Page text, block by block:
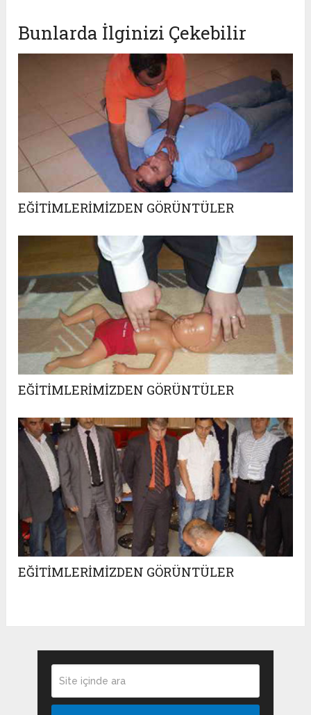
Bunlarda İlginizi Çekebilir
EĞİTİMLERİMİZDEN GÖRÜNTÜLER
EĞİTİMLERİMİZDEN GÖRÜNTÜLER
EĞİTİMLERİMİZDEN GÖRÜNTÜLER